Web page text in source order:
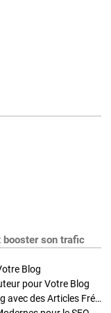
booster son trafic
Blog
pour Votre Blog
Stratégies de Publication : Boostez Votre Blog avec des Articles Fréquents et Exclusifs